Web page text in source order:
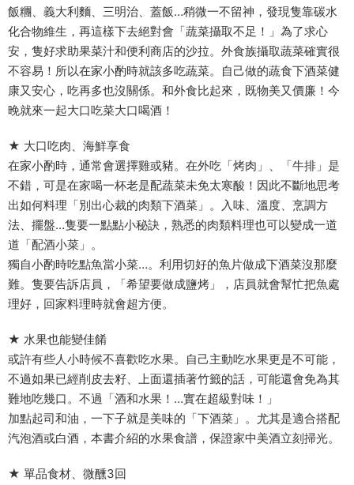
飯糰、義大利麵、三明治、蓋飯…稍微一不留神，發現隻靠碳水
化合物維生，再這樣下去絕對會「蔬菜攝取不足！」為了求心
安，隻好求助果菜汁和便利商店的沙拉。外食族攝取蔬菜確實很
不容易！所以在家小酌時就該多吃蔬菜。自己做的蔬食下酒菜健
康又安心，吃再多也沒關係。和外食比起來，既物美又價廉！今
晚就來一起大口吃菜大口喝酒！
★ 大口吃肉、海鮮享食
在家小酌時，通常會選擇雞或豬。在外吃「烤肉」、「牛排」是
不錯，可是在家喝一杯老是配蔬菜未免太寒酸！因此不斷地思考
出如何料理「別出心裁的肉類下酒菜」。入味、溫度、烹調方
法、擺盤…隻要一點點小秘訣，熟悉的肉類料理也可以變成一道
道「配酒小菜」。
獨自小酌時吃點魚當小菜…。利用切好的魚片做成下酒菜沒那麼
難。隻要告訴店員，「希望要做成鹽烤」，店員就會幫忙把魚處
理好，回家料理時就會超方便。
★ 水果也能變佳餚
或許有些人小時候不喜歡吃水果。自己主動吃水果更是不可能，
不過如果已經削皮去籽、上面還插著竹籤的話，可能還會免為其
難地吃幾口。不過「酒和水果！…實在超級對味！」
加點起司和油，一下子就是美味的「下酒菜」。尤其是適合搭配
汽泡酒或白酒，本書介紹的水果食譜，保證家中美酒立刻掃光。
★ 單品食材、微醺3回